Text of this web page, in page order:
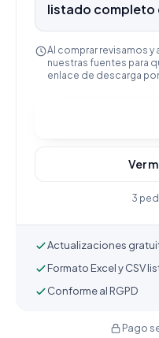
listado completo
Al comprar revisamos
nuestras fuentes para
enlace de descarga por
Ver
3
Actualizaciones
Formato Excel y CSV
Conforme al RGPD
Pago